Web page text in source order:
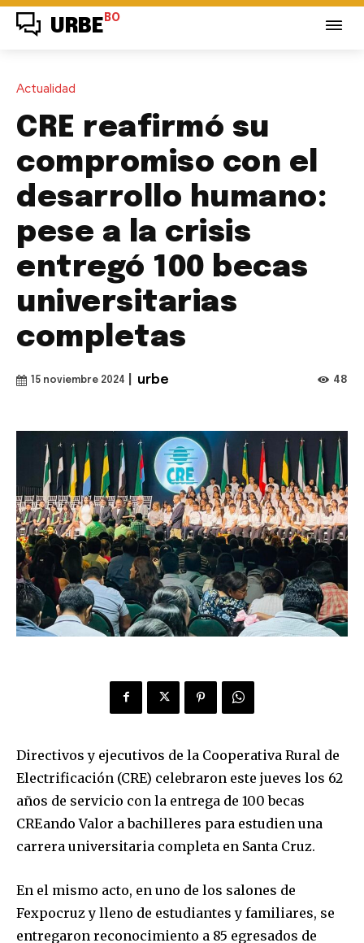
URBE BO
Actualidad
CRE reafirmó su
compromiso con el
desarrollo humano:
pese a la crisis
entregó 100 becas
universitarias
completas
15 noviembre 2024 urbe 48
Directivos y ejecutivos de la Cooperativa Rural de
Electrificación (CRE) celebraron este jueves los 62
años de servicio con la entrega de 100 becas
CREando Valor a bachilleres para estudien una
carrera universitaria completa en Santa Cruz.
En el mismo acto, en uno de los salones de
Fexpocruz y lleno de estudiantes y familiares, se
entregaron reconocimiento a 85 egresados de